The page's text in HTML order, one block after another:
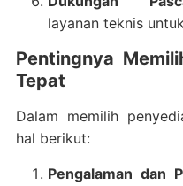
layanan teknis
Pentingnya
Tepat
Dalam memilih
hal berikut:
Pengalaman dan